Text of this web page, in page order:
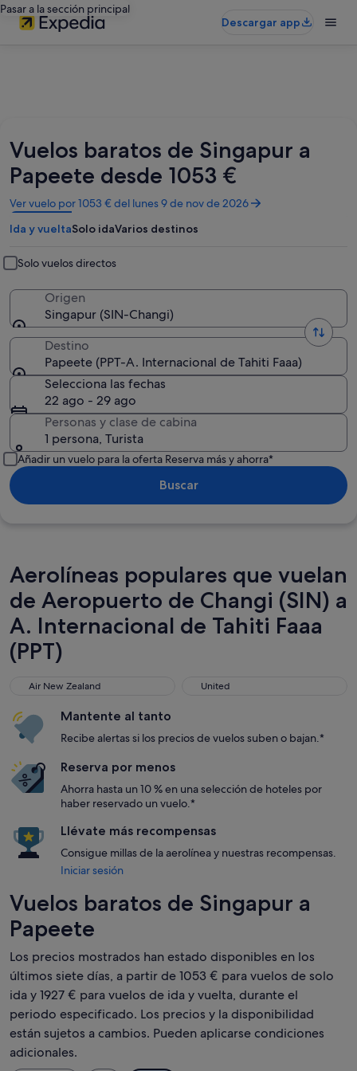
Pasar a la sección principal
Descargar app
Vuelos baratos de Singapur a
Papeete desde 1053 €
Ver vuelo por 1053 € del lunes 9 de nov de 2026
Se
abre
en
ventana
nueva
Ida y vueltaSolo idaVarios destinos
Solo vuelos directos
Origen
Singapur (SIN-Changi)
Destino
Papeete (PPT-A. Internacional de Tahiti Faaa)
Selecciona las fechas
22 ago - 29 ago
Personas y clase de cabina
1 persona, Turista
Añadir un vuelo para la oferta Reserva más y ahorra*
Buscar
Aerolíneas populares que vuelan
de Aeropuerto de Changi (SIN) a
A. Internacional de Tahiti Faaa
(PPT)
Air New Zealand
Air New Zealand United
United
Mantente al tanto
Recibe alertas si los precios de vuelos suben o bajan.*
Reserva por menos
Ahorra hasta un 10 % en una selección de hoteles por
haber reservado un vuelo.*
Llévate más recompensas
Consigue millas de la aerolínea y nuestras recompensas.
Iniciar sesión
Vuelos baratos de Singapur a
Papeete
Los precios mostrados han estado disponibles en los
últimos siete días, a partir de 1053 € para vuelos de solo
ida y 1927 € para vuelos de ida y vuelta, durante el
periodo especificado. Los precios y la disponibilidad
están sujetos a cambios. Pueden aplicarse condiciones
adicionales.